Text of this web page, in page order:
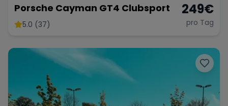
Porsche Cayman GT4 Clubsport
5.0 (37)
249€
pro Tag